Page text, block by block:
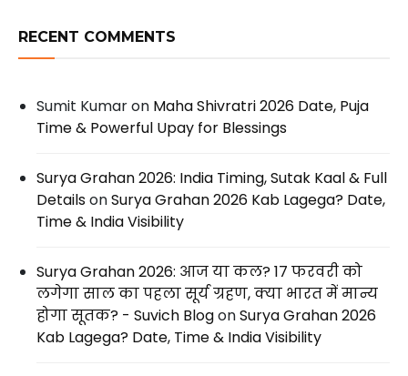
RECENT COMMENTS
Sumit Kumaron Maha Shivratri 2026 Date, Puja
Time & Powerful Upay for Blessings
Surya Grahan 2026: India Timing, Sutak Kaal & Full
DetailsonSurya Grahan 2026 Kab Lagega? Date,
Time & India Visibility
Surya Grahan 2026: आज या कल? 17 फरवरी को
लगेगा साल का पहला सूर्य ग्रहण, क्या भारत में मान्य
होगा सूतक? - Suvich BlogonSurya Grahan 2026
Kab Lagega? Date, Time & India Visibility